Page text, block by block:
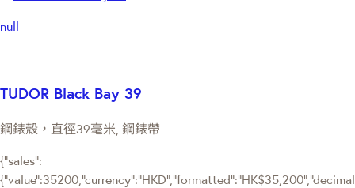
null
TUDOR Black Bay 39
鋼錶殼，直徑39毫米, 鋼錶帶
{"sales":